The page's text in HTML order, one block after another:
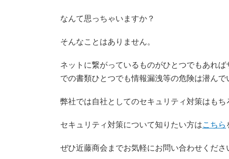
なんて思っちゃいますか？
そんなことはありません。
ネットに繋がっているものがひとつでもあれ
での書類ひとつでも情報漏洩等の危険は潜んで
弊社では自社としてのセキュリティ対策はも
セキュリティ対策について知りたい方はこちら
ぜひ近藤商会までお気軽にお問い合わせくださ